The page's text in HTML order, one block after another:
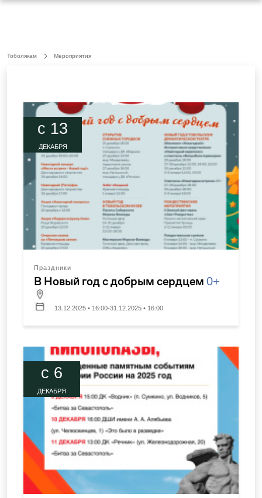
Тоболякам Мероприятия
c 13
ДЕКАБРЯ
Праздники
В Новый год с добрым сердцем 0+
13.12.2025 • 16:00-31.12.2025 • 16:00
c 6
ДЕКАБРЯ